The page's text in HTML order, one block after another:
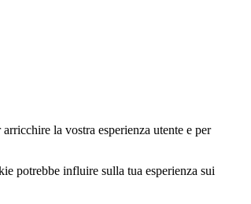
la vostra esperienza utente e per
potrebbe influire sulla tua esperienza sui